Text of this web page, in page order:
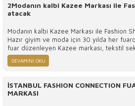
2Modanın kalbi Kazee Markası ile
atacak
Modanın kalbi Kazee Markası ile Fashion
Hazır giyim ve moda için 30 yılda her
fuar düzenleyen Kazee markası, tekstil
ve birikimle tekstil ve hazır giyim
sağlamaya İstanbul Fuar Merkezi'nde
DEVAMINI OKU
İSTANBUL FASHION CONNECTION
MARKASI